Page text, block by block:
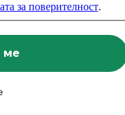
за поверителност.